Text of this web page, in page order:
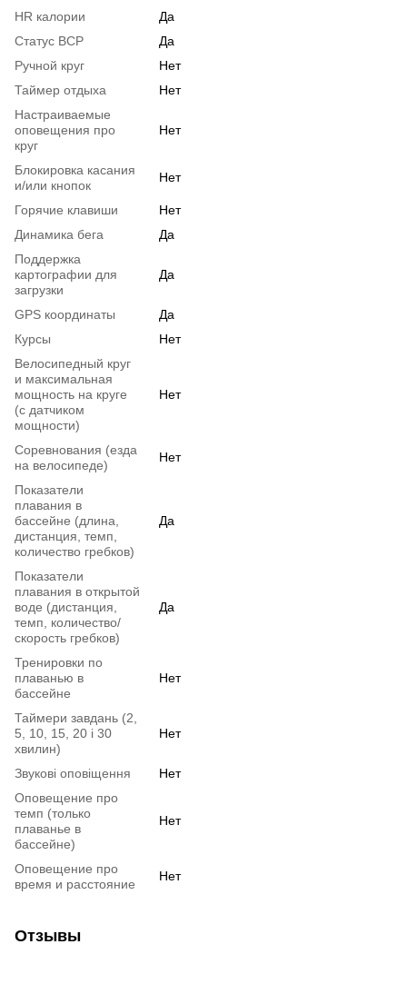
HR калории
Да
Статус ВСР
Да
Ручной круг
Нет
Таймер отдыха
Нет
Настраиваемые
оповещения про
круг
Нет
Блокировка касания
и/или кнопок
Нет
Горячие клавиши
Нет
Динамика бега
Да
Поддержка
картографии для
загрузки
Да
GPS координаты
Да
Курсы
Нет
Велосипедный круг
и максимальная
мощность на круге
(с датчиком
мощности)
Нет
Соревнования (езда
на велосипеде)
Нет
Показатели
плавания в
бассейне (длина,
дистанция, темп,
количество гребков)
Да
Показатели
плавания в открытой
воде (дистанция,
темп, количество/
скорость гребков)
Да
Тренировки по
плаванью в
бассейне
Нет
Таймери завдань (2,
5, 10, 15, 20 і 30
хвилин)
Нет
Звукові оповіщення
Нет
Оповещение про
темп (только
плаванье в
бассейне)
Нет
Оповещение про
время и расстояние
Нет
Отзывы